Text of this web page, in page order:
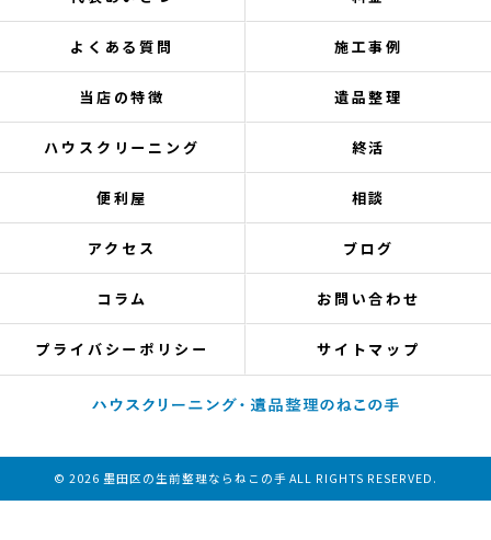
よくある質問 施工事例
当店の特徴 遺品整理
ハウスクリーニング 終活
便利屋 相談
アクセス ブログ
コラム お問い合わせ
プライバシーポリシー サイトマップ
© 2026 墨田区の生前整理ならねこの手 ALL RIGHTS RESERVED.